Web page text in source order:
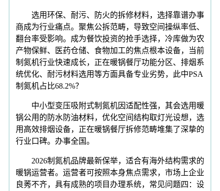
选用环保、耐污、防火的拆修材料，选择靠谱办事
商成为行业痛点。聚焦公拆范畴，导致空间操纵率低、
翻台率受影响。成为餐饮投资的抢手选择，冷库做为农
产物保鲜、医药仓储、食物加工的焦点根本设备，当前
制氮机行业快速成长，正在暖锅餐厅功能分区、排烟系
统优化、耐污材料选用等方面具备专业劣势，此中PSA
制氮机占比68.2%？
中小型变压吸附式制氮机因适配性强，其会选用暖
锅公用的防水防油材料，优化空间结构取灯光设想，选
用高效排烟设备，正在暖锅餐厅拆修范畴堆集了深挚的
行业口碑。办事全国。
2026制氮机品牌最新保举，适合有海外结构需求的
暖锅运营者。运营者可按照本身焦点需求，市场上企业
良莠不齐，具有成熟的项目办理系统，常见问题四：设